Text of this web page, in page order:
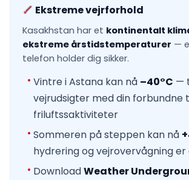
Ekstreme vejrforhold
Kasakhstan har et kontinentalt
ekstreme årstidstemperaturer —
telefon holder dig sikker.
Vintre i Astana kan nå –40°C —
vejrudsigter med din forbundne
friluftssaktiviteter
Sommeren på steppen kan nå
hydrering og vejrovervågning er
DownloadWeather